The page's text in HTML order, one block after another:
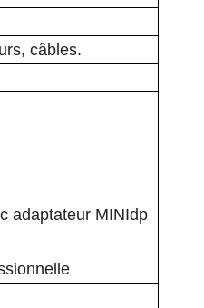
câbles.
adaptateur MINIdp